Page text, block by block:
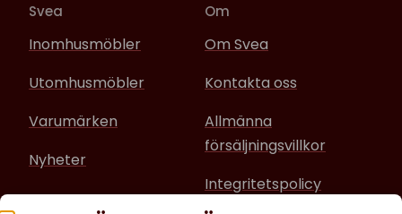
Svea
Inomhusmöbler
Utomhusmöbler
Varumärken
Nyheter
Om
Om Svea
Kontakta oss
Allmänna
försäljningsvillkor
Integritetspolicy